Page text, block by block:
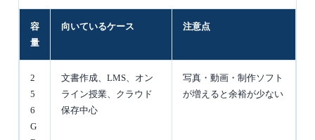
容
量
向いているケース 注意点
2
5
6
G
文書作成、LMS、オン
ライン授業、クラウド
保存中心
写真・動画・制作ソフト
が増えると余裕が少ない